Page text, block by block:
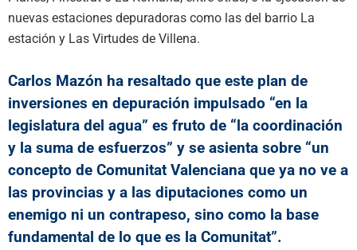
nuevas estaciones depuradoras como las del barrio La
estación y Las Virtudes de Villena.
Carlos Mazón ha resaltado que este plan de
inversiones en depuración impulsado “en la
legislatura del agua” es fruto de “la coordinación
y la suma de esfuerzos” y se asienta sobre “un
concepto de Comunitat Valenciana que ya no ve a
las provincias y a las diputaciones como un
enemigo ni un contrapeso, sino como la base
fundamental de lo que es la Comunitat”.